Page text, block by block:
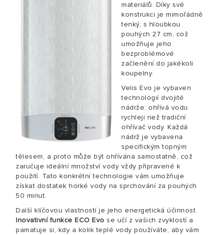
materiálů. Díky své
konstrukci je mimořádně
tenký, s hloubkou
pouhých 27 cm, což
umožňuje jeho
bezproblémové
začlenění do jakékoli
koupelny.
Velis Evo je vybaven
technologií dvojité
nádrže: ohřívá vodu
rychleji než tradiční
ohřívač vody. Každá
nádrž je vybavena
specifickým topným
tělesem, a proto může být ohřívána samostatně, což
zaručuje ideální množství vody vždy připravené k
použití. Tato konkrétní technologie vám umožňuje
získat dostatek horké vody na sprchování za pouhých
50 minut.
Další klíčovou vlastností je jeho energetická účinnost.
Inovativní funkce ECO Evo se učí z vašich zvyklostí a
pamatuje si, kdy a kolik teplé vody používáte, aby vám